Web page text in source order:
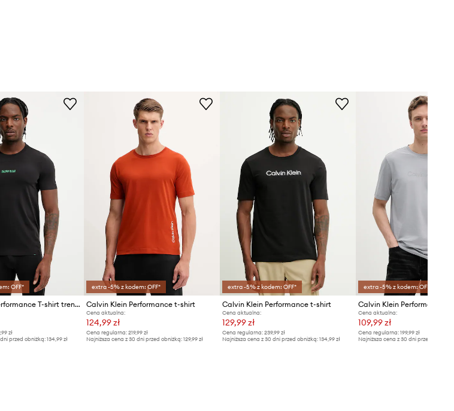
OFF*
Calvin Klein Performance T-shirt treningowy męski
zł
przed obniżką: 134,99 zł
extra -5% z kodem: OFF*
Calvin Klein Performance t-shirt
Cena aktualna:
124,99 zł
Cena regularna: 219,99 zł
Najniższa cena z 30 dni przed obniżką: 129,99 zł
extra -5% z kodem: OFF*
Calvin Klein Performance t-shirt
Cena aktualna:
129,99 zł
Cena regularna:239,99 zł
Najniższa cena z 30 dni przed obniżką:134,99 zł
extra -5% z kodem: OFF*
Calvin Klein Performance
Cena aktualna:
109,99 zł
Cena regularna: 199,99 zł
Najniższa cena z 30 dni przed obniżką: